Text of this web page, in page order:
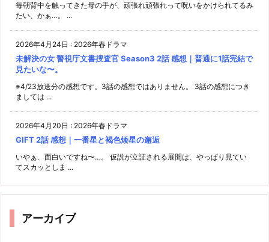
毎朝背中を触ってきた母の手が、頑張れ頑張れって呪いをかけられてるみ
たい、かぁ…。 ...
2026年4月24日 : 2026年春ドラマ
未解決の女 警視庁文書捜査官 Season3 2話 感想｜普通に1話完結で
見たいな〜。
※4/23放送分の感想です。3話の感想ではありません。 3話の感想につき
ましては ...
2026年4月20日 : 2026年春ドラマ
GIFT 2話 感想｜一番星と褐色矮星の邂逅
いやぁ、面白いですね〜…。 仮説が立証される展開は、やっぱり見てい
てスカッとしま ...
アーカイブ